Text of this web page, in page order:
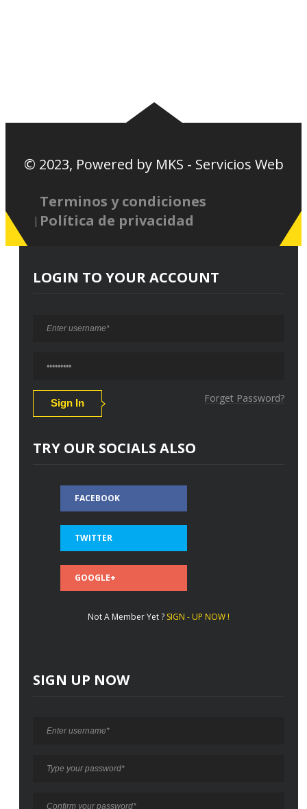
© 2023, Powered by MKS - Servicios Web
Terminos y condiciones
Política de privacidad
LOGIN TO YOUR ACCOUNT
Forget Password?
TRY OUR SOCIALS ALSO
FACEBOOK
TWITTER
GOOGLE+
Not A Member Yet ? SIGN - UP NOW !
SIGN UP NOW